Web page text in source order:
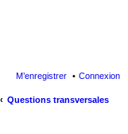
Connexion
M’enregistrer
Questions transversales